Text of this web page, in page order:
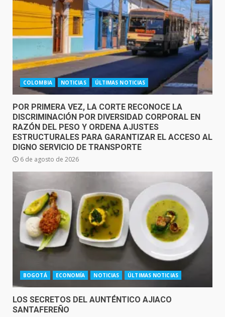
COLOMBIA NOTICIAS ÚLTIMAS NOTICIAS
POR PRIMERA VEZ, LA CORTE RECONOCE LA
DISCRIMINACIÓN POR DIVERSIDAD CORPORAL EN
RAZÓN DEL PESO Y ORDENA AJUSTES
ESTRUCTURALES PARA GARANTIZAR EL ACCESO AL
DIGNO SERVICIO DE TRANSPORTE
6 de agosto de 2026
BOGOTÁ ECONOMÍA NOTICIAS ÚLTIMAS NOTICIAS
LOS SECRETOS DEL AUNTÉNTICO AJIACO
SANTAFEREÑO